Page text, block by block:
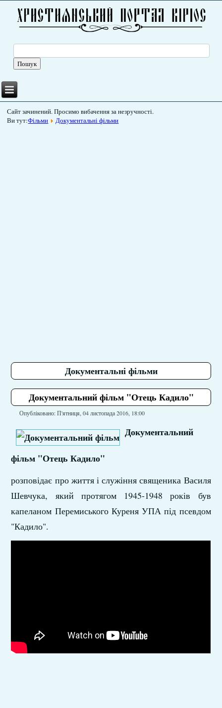
Сайт зачинений. Просимо вибачення за незручності.
Ви тут:Фільми Документальні фільми
Документальні фільми
Документальний фільм "Отець Кадило"
Опубліковано: П'ятниця, 04 листопада 2016, 18:00
Документальний
фільм "Отець Кадило"
розповідає про життя і служіння священика Василя
Шевчука, який протягом 1945-1948 років був
капеланом Перемиського Куреня УПА під псевдом
"Кадило".